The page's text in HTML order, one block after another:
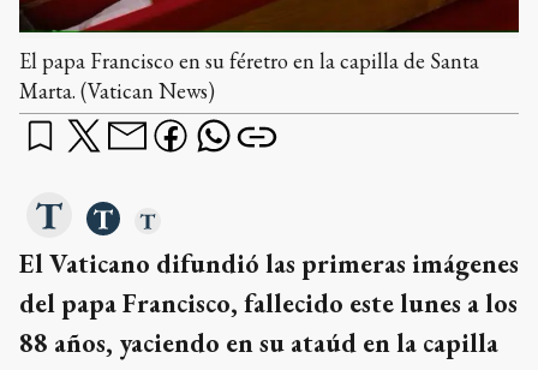
El papa Francisco en su féretro en la capilla de Santa
Marta. (Vatican News)
El Vaticano difundió las primeras imágenes
del papa Francisco, fallecido este lunes a los
88 años, yaciendo en su ataúd en la capilla